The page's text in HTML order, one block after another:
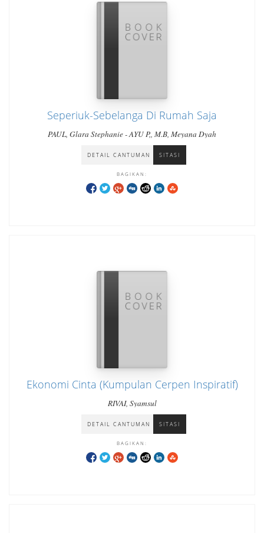
Seperiuk-Sebelanga Di Rumah Saja
PAUL, Glara Stephanie - AYU P,, M.B, Meyana Dyah
DETAIL CANTUMAN SITASI
BAGIKAN:
Ekonomi Cinta (Kumpulan Cerpen Inspiratif)
RIVAI, Syamsul
DETAIL CANTUMAN SITASI
BAGIKAN: